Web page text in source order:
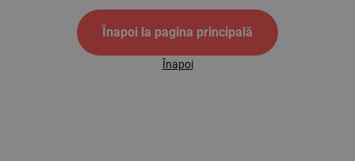
Înapoi la pagina principală
Înapoi